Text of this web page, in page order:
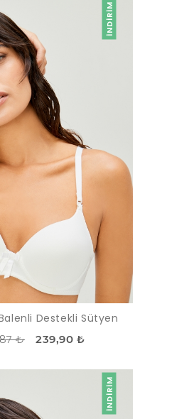
İNDIRIM
Destekli Sütyen
₺ 239,90 ₺
İNDIRIM